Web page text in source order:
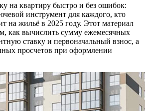
на квартиру быстро и без ошибок:
инструмент для каждого, кто
на жильё в 2025 году. Этот материал
как вычислить сумму ежемесячных
ставку и первоначальный взнос, а
просчетов при оформлении